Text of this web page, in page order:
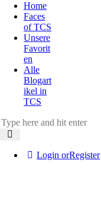
Home
Faces
of TCS
Unsere
Favorit
en
Alle
Blogart
ikel in
TCS
Login orRegister